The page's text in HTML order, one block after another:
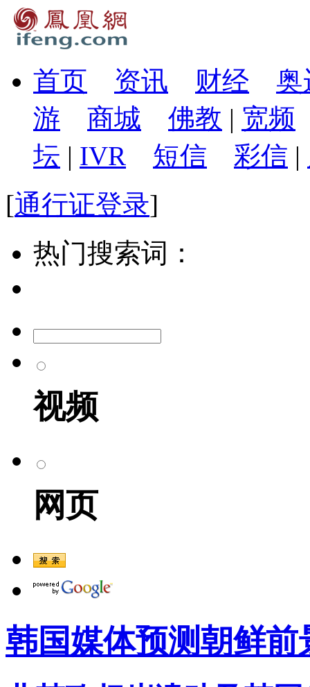
首页 资讯 财经
奥
游
商城 佛教 | 宽频
坛 | IVR 短信 彩信 |
[通行证登录]
热门搜索词：
视频
网页
韩国媒体预测朝鲜